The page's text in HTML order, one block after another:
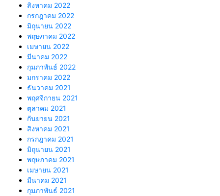
สิงหาคม 2022
กรกฎาคม 2022
มิถุนายน 2022
พฤษภาคม 2022
เมษายน 2022
มีนาคม 2022
กุมภาพันธ์ 2022
มกราคม 2022
ธันวาคม 2021
พฤศจิกายน 2021
ตุลาคม 2021
กันยายน 2021
สิงหาคม 2021
กรกฎาคม 2021
มิถุนายน 2021
พฤษภาคม 2021
เมษายน 2021
มีนาคม 2021
กุมภาพันธ์ 2021